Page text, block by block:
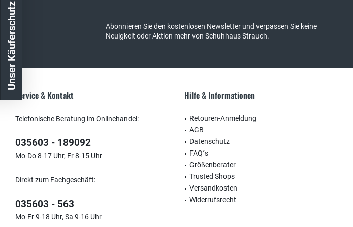
Abonnieren Sie den kostenlosen Newsletter und verpassen Sie keine
Neuigkeit oder Aktion mehr von Schuhhaus Strauch.
Service & Kontakt
Telefonische Beratung im Onlinehandel:
035603 - 189092
Mo-Do 8-17 Uhr, Fr 8-15 Uhr
Direkt zum Fachgeschäft:
035603 - 563
Mo-Fr 9-18 Uhr, Sa 9-16 Uhr
Hilfe & Informationen
Retouren-Anmeldung
AGB
Datenschutz
FAQ´s
Größenberater
Trusted Shops
Versandkosten
Widerrufsrecht
Unser Käuferschutz